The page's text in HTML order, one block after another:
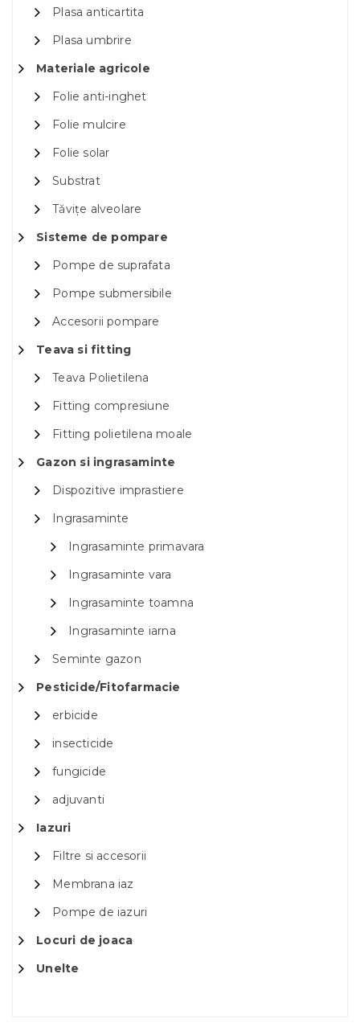
Plasa anticartita
Plasa umbrire
Materiale agricole
Folie anti-inghet
Folie mulcire
Folie solar
Substrat
Tăvițe alveolare
Sisteme de pompare
Pompe de suprafata
Pompe submersibile
Accesorii pompare
Teava si fitting
Teava Polietilena
Fitting compresiune
Fitting polietilena moale
Gazon si ingrasaminte
Dispozitive imprastiere
Ingrasaminte
Ingrasaminte primavara
Ingrasaminte vara
Ingrasaminte toamna
Ingrasaminte iarna
Seminte gazon
Pesticide/Fitofarmacie
erbicide
insecticide
fungicide
adjuvanti
Iazuri
Filtre si accesorii
Membrana iaz
Pompe de iazuri
Locuri de joaca
Unelte